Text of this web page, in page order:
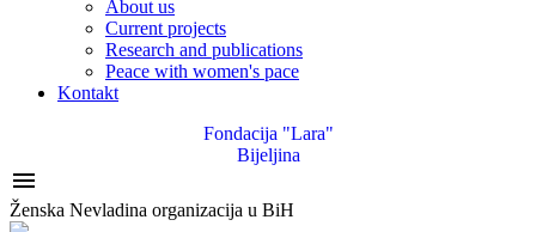
About us
Current projects
Research and publications
Peace with women's pace
Kontakt
Fondacija "Lara"
Bijeljina

Ženska Nevladina organizacija u BiH